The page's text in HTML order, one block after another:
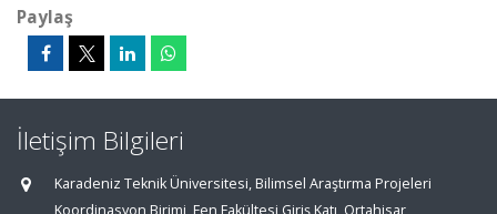
Paylaş
İletişim Bilgileri
Karadeniz Teknik Üniversitesi, Bilimsel Araştırma Projeleri
Koordinasyon Birimi, Fen Fakültesi Giriş Katı, Ortahisar